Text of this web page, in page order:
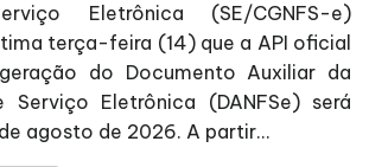
Eletrônica (SE/CGNFS-e)
terça-feira (14) que a API oficial
do Documento Auxiliar da
Eletrônica (DANFSe) será
agosto de 2026. A partir...